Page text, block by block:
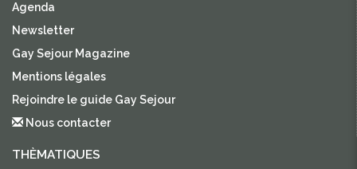
Agenda
Newsletter
Gay Sejour Magazine
Mentions légales
Rejoindre le guide Gay Sejour
Nous contacter
THÈMATIQUES